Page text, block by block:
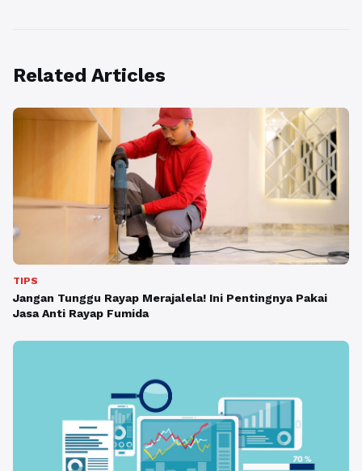
Related Articles
TIPS
Jangan Tunggu Rayap Merajalela! Ini Pentingnya Pakai
Jasa Anti Rayap Fumida